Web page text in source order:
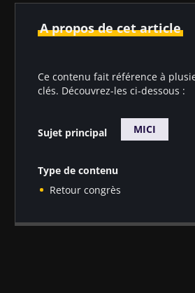
A propos de cet article
Ce contenu fait référence à
clés. Découvrez-les ci-dessous :
Sujet principal MICI
Type de contenu
Retour congrès